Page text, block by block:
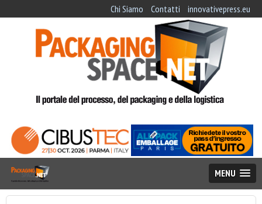
Chi Siamo Contatti innovativepress.eu
MENU